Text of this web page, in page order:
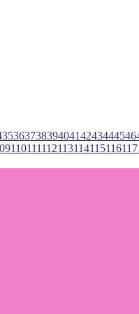
353637383940414243444546
110111112113114115116117